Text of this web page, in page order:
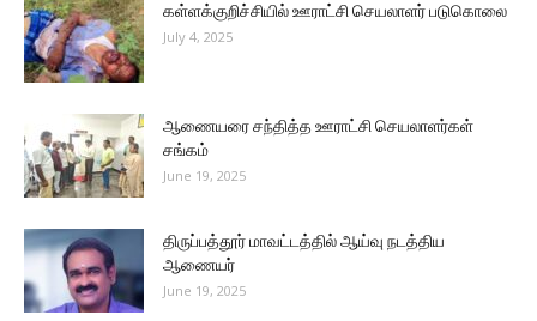
கள்ளக்குறிச்சியில் ஊராட்சி செயலாளர் படுகொலை
July 4, 2025
ஆணையரை சந்தித்த ஊராட்சி செயலாளர்கள்
சங்கம்
June 19, 2025
திருப்பத்தூர் மாவட்டத்தில் ஆய்வு நடத்திய
ஆணையர்
June 19, 2025